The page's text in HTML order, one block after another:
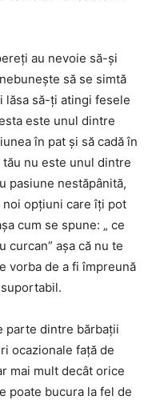
au nevoie să-și
să se simtă
lăsa să-ți atingi fesele
este unul dintre
în pat și să cadă în
nu este unul dintre
pasiune nestăpânită,
opțiuni care îți pot
cum se spune: „ ce
așa că nu te
vorba de a fi împreună
parte dintre bărbații
ocazionale față de
mai mult decât orice
poate bucura la fel de